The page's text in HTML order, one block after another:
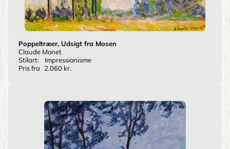
Poppeltræer, Udsigt fra Mosen
Claude Monet
Stilart:
Impressionisme
Pris fra
2.060 kr.